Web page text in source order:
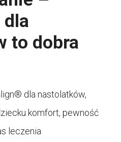
to dobra
dla nastolatków,
komfort, pewność
leczenia